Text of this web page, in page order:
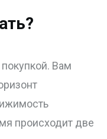
Вам
происходит две